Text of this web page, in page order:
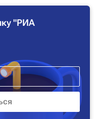
"РИА